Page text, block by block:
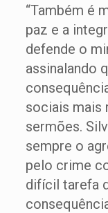
“Também é
paz e a
defende o
assinalando
sociais mais
sermões.
sempre o
pelo crime
difícil tarefa